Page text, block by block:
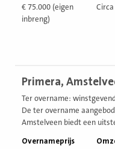
€ 75.000 (eigen
inbreng)
Primera,
Ter overname:
De ter overname
Amstelveen biedt een
Overnameprijs
vestiging